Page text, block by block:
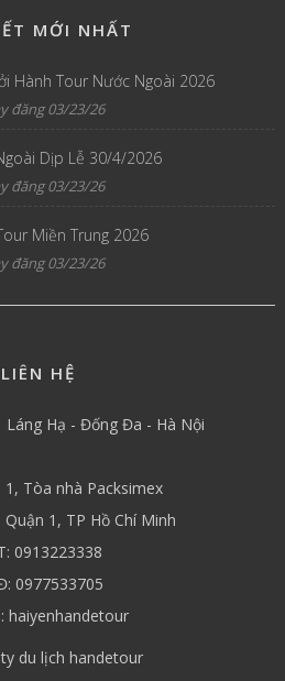
MỚI NHẤT
Hành Tour Nước Ngoài 2026
đăng 03/23/26
Dịp Lễ 30/4/2026
đăng 03/23/26
Miền Trung 2026
đăng 03/23/26
LIÊN HỆ
Láng Hạ - Đống Đa - Hà Nội
1, Tòa nhà Packsimex
1, TP Hồ Chí Minh
0913223338
0977533705
haiyenhandetour